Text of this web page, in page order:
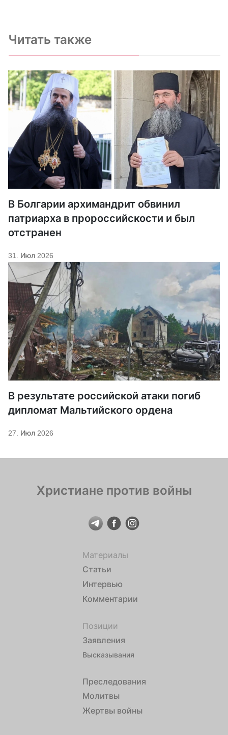
Читать также
В Болгарии архимандрит обвинил
патриарха в пророссийскости и был
отстранен
31. Июл 2026
В результате российской атаки погиб
дипломат Мальтийского ордена
27. Июл 2026
Христиане против войны
Материалы
Статьи
Интервью
Комментарии
Позиции
Заявления
Высказывания
Преследования
Молитвы
Жертвы войны